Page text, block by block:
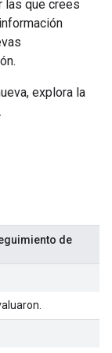
las que crees
explora la
de